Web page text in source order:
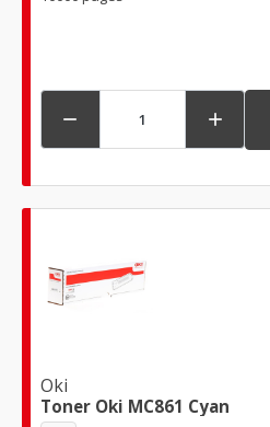
 
Oki
Toner Oki MC861 Cyan